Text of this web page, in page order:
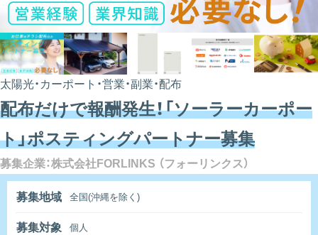
太陽光・カーポート・営業・副業・配布
配布だけで報酬発生！「ソーラーカーポー
ト」ポスティングパートナー募集
募集企業：株式会社FORLINKS （フォーリンクス）
募集地域 全国(沖縄を除く)
募集対象 個人